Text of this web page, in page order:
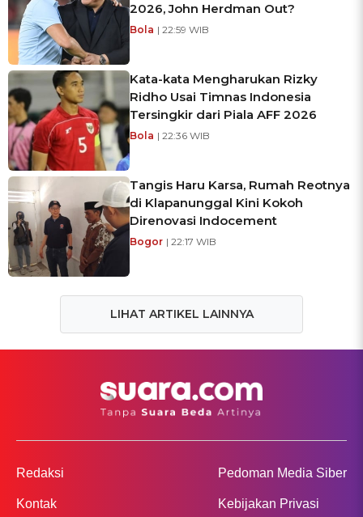
2026, John Herdman Out?
Bola | 22:59 WIB
Kata-kata Mengharukan Rizky
Ridho Usai Timnas Indonesia
Tersingkir dari Piala AFF 2026
Bola | 22:36 WIB
Tangis Haru Karsa, Rumah Reotnya
di Klapanunggal Kini Kokoh
Direnovasi Indocement
Bogor | 22:17 WIB
LIHAT ARTIKEL LAINNYA
Redaksi
Kontak
Pedoman Media Siber
Kebijakan Privasi